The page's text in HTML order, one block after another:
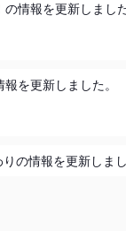
情報を更新しました
を更新しました。
の情報を更新しまし